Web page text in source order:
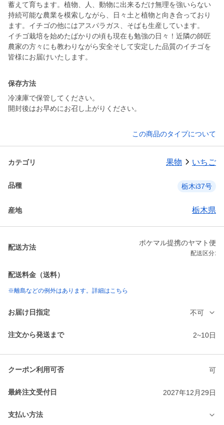
蓄えて育ちます。植物、人、動物に出来るだけ無理を強いらない
持続可能な農業を模索しながら、日々土と植物と向き合っており
ます。イチゴの他にはアスパラガス、そばも生産しています。
イチゴ栽培を始めたばかりの頃も現在も勉強の日々！近隣の師匠
農家の方々にも教わりながら安全そして安定した品質のイチゴを
皆様にお届けいたします。
保存方法
冷凍庫で保管してください。
開封後はお早めにお召し上がりください。
この商品のタイプについて
カテゴリ 果物 いちご
品種 栃木i37号
産地 栃木県
配送方法
ポケマル提携のヤマト便
配送区分:
配送料金（送料）
※離島などの例外はあります。詳細はこちら
お届け日指定 不可
注文から発送まで 2~10日
クーポン利用可否 可
最終注文受付日 2027年12月29日
支払い方法